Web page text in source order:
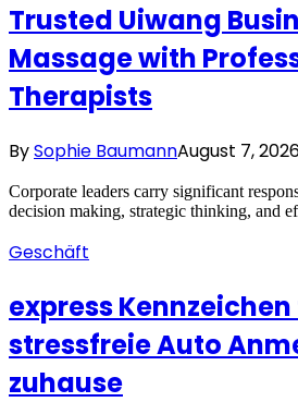
Trusted Uiwang
Massage with
Therapists
BySophie BaumannAugust 7,
Corporate leaders carry significant
decision making, strategic thinking, and
Geschäft
express
stressfreie Auto
zuhause